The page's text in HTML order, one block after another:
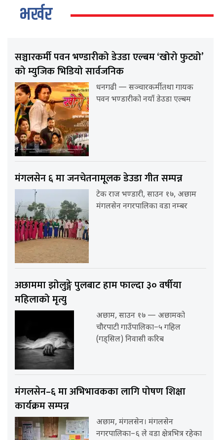
भर्खर
सञ्चारकर्मी पवन भण्डारीको डेउडा एल्बम ‘खोरो फुट्यो’
को म्युजिक भिडियो सार्वजनिक
धनगढी — सञ्चारकर्मी तथा गायक
पवन भण्डारीको नयाँ डेउडा एल्बम
मंगलसेन ६ मा जनचेतनामूलक डेउडा गीत सम्पन्न
टेक राज भण्डारी, साउन १७, अछाम
मंगलसेन नगरपालिका वडा नम्बर
अछाममा झोलुङ्गे पुलबाट हाम फाल्दा ३० वर्षीया
महिलाको मृत्यु
अछाम, साउन १७ — अछामको
चौरपाटी गाउँपालिका–५ गहिल
(गड्सिल) निवासी करिब
मंगलसेन–६ मा अभिभावकका लागि पोषण शिक्षा
कार्यक्रम सम्पन्न
अछाम, मंगलसेन। मंगलसेन
नगरपालिका–६ ले वडा क्षेत्रभित्र रहेका